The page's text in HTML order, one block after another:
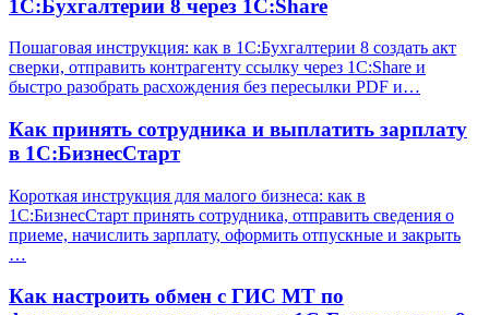
1С:Бухгалтерии 8 через 1С:Share
Пошаговая инструкция: как в 1С:Бухгалтерии 8 создать акт
сверки, отправить контрагенту ссылку через 1С:Share и
быстро разобрать расхождения без пересылки PDF и…
Как принять сотрудника и выплатить зарплату
в 1С:БизнесСтарт
Короткая инструкция для малого бизнеса: как в
1С:БизнесСтарт принять сотрудника, отправить сведения о
приеме, начислить зарплату, оформить отпускные и закрыть
…
Как настроить обмен с ГИС МТ по